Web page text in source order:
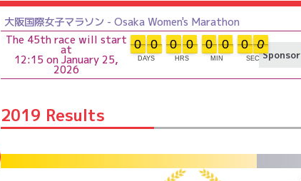
大阪国際女子マラソン - Osaka Women's Marathon
The 45th race will start
at
12:15 on January 25,
2026
0
0 0
0
DAYS
0
0 0
0
HRS
0
0 0
0
MIN
0
0 0
0
SEC Sponsor
2019 Results